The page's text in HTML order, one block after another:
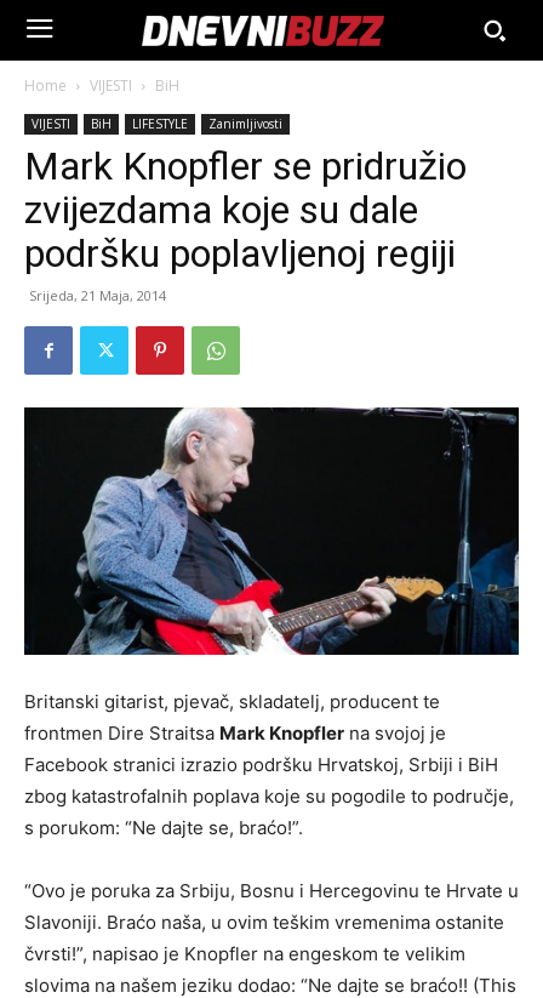
Home VIJESTI BiH
VIJESTI BiH LIFESTYLE Zanimljivosti
Mark Knopfler se pridružio
zvijezdama koje su dale
podršku poplavljenoj regiji
Srijeda, 21 Maja, 2014
Britanski gitarist, pjevač, skladatelj, producent te
frontmen Dire Straitsa Mark Knopfler na svojoj je
Facebook stranici izrazio podršku Hrvatskoj, Srbiji i BiH
zbog katastrofalnih poplava koje su pogodile to područje,
s porukom: “Ne dajte se, braćo!”.
“Ovo je poruka za Srbiju, Bosnu i Hercegovinu te Hrvate u
Slavoniji. Braćo naša, u ovim teškim vremenima ostanite
čvrsti!”, napisao je Knopfler na engeskom te velikim
slovima na našem jeziku dodao: “Ne dajte se braćo!! (This